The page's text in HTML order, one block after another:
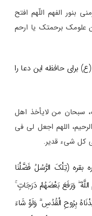
بنور الفهم اللّهم افتح
علومک برحمتک یا ارحم
حافظه این دعا را
سبحان من لایأخذ اهل
اللهم اجعل لی فی
کل شی‌ء قدیر.
ذهن آیه 253 سوره بقره (تِلْکَ الرُّسُلُ فَضَّلْنَا
وَرَفَعَ بَعْضَهُمْ دَرَجَاتٍ
بِرُوحِ الْقُدُسِ ۗ وَلَوْ شَاءَ